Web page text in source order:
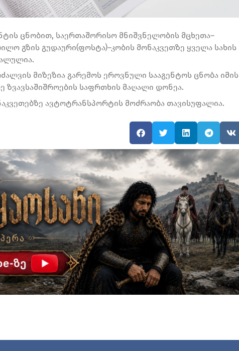
ცნობით, საერთაშორისო მნიშვნელობის მცხეთა–
გზის გუდაური(ფოსტა)–კობის მონაკვეთზე ყველა სახის
მიზეზია გარემოს ეროვნული სააგენტოს ცნობა იმის
ზვავსაშიშროების საფრთხის მაღალი დონეა.
ავტოტრანსპორტის მოძრაობა თავისუფალია.